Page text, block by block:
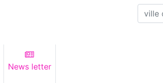
News letter